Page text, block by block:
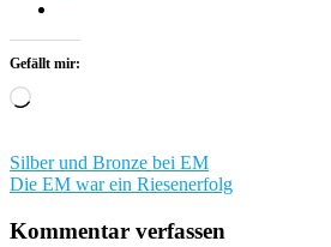
Gefällt mir:
Wird
Beitragsnavigation
Silber und Bronze bei EM
Die EM war ein Riesenerfolg
Kommentar verfassen